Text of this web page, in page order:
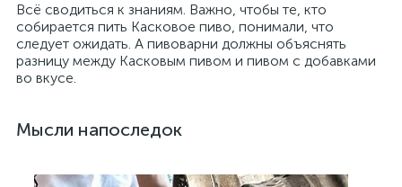
Всё сводиться к знаниям. Важно, чтобы те, кто
собирается пить Касковое пиво, понимали, что
следует ожидать. А пивоварни должны объяснять
разницу между Касковым пивом и пивом с добавками
во вкусе.
Мысли напоследок